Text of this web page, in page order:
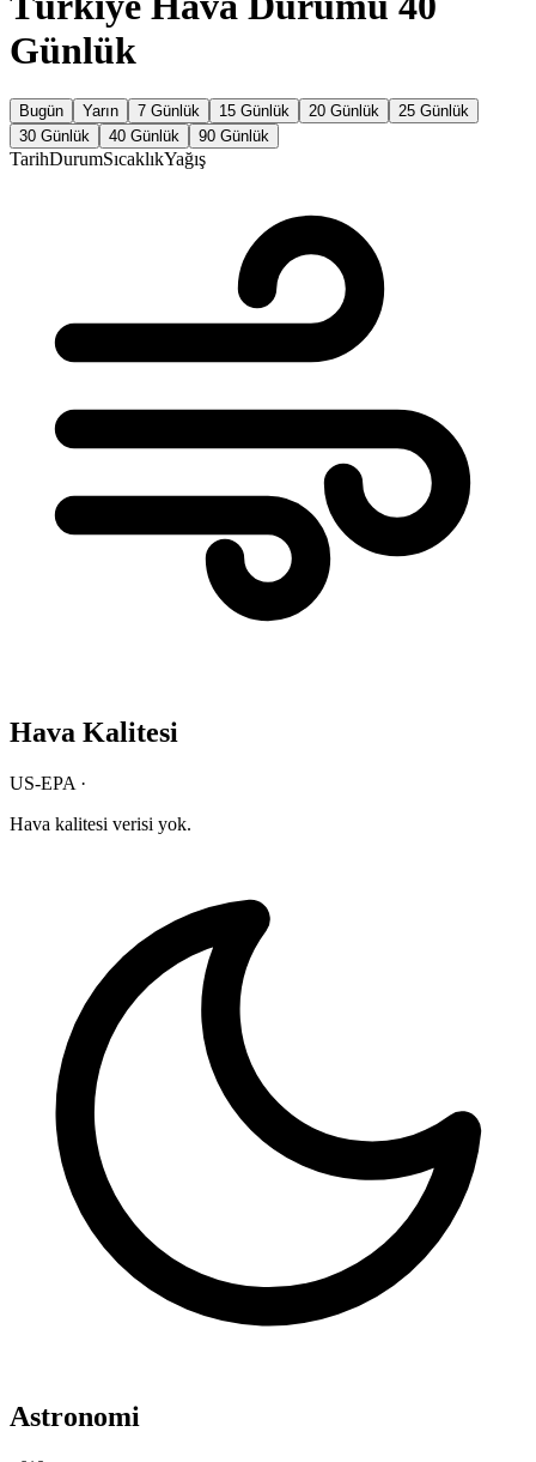
Günlük
Bugün Yarın 7 Günlük 15 Günlük 20 Günlük
25 Günlük
30 Günlük
40 Günlük 90 Günlük
TarihDurumSıcaklıkYağış
Hava Kalitesi
US-EPA ·
Hava kalitesi verisi yok.
Astronomi